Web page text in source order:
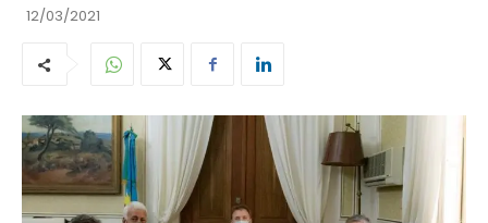
12/03/2021